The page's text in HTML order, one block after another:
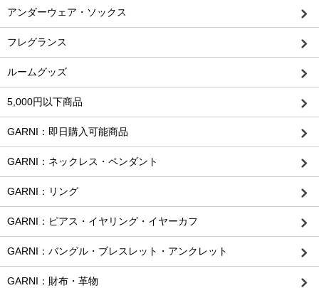
アンダーウェア・ソックス
フレグランス
ルームグッズ
5,000円以下商品
GARNI：即日購入可能商品
GARNI：ネックレス・ペンダント
GARNI：リング
GARNI：ピアス・イヤリング・イヤーカフ
GARNI：バングル・ブレスレット・アンクレット
GARNI：財布・革物